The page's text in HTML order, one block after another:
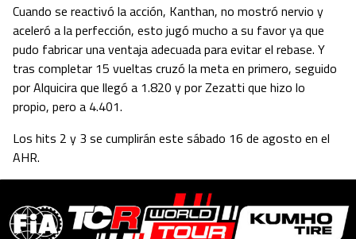
Cuando se reactivó la acción, Kanthan, no mostró nervio y
aceleró a la perfección, esto jugó mucho a su favor ya que
pudo fabricar una ventaja adecuada para evitar el rebase. Y
tras completar 15 vueltas cruzó la meta en primero, seguido
por Alquicira que llegó a 1.820 y por Zezatti que hizo lo
propio, pero a 4.401.
Los hits 2 y 3 se cumplirán este sábado 16 de agosto en el
AHR.